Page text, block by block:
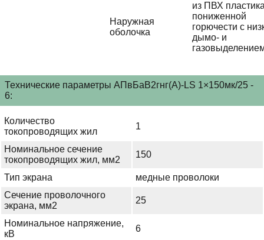
Наружная
оболочка
из ПВХ
пониженной
горючести с
дымо- и
Технические параметры АПвБаВ2гнг(А)-LS 1×150мк/25 -
6:
Количество
токопроводящих жил
1
Номинальное сечение
токопроводящих жил, мм2
150
Тип экрана
медные проволоки
Сечение проволочного
экрана, мм2
25
Номинальное напряжение,
кВ
6